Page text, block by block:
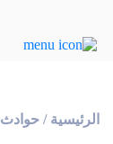
الرئيسية / حوادث